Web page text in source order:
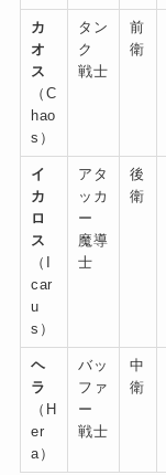
カ
オ
ス
（C
hao
s）
タン
ク
戦士
前
衛
イ
カ
ロ
ス
（I
car
u
s）
アタ
ッカ
ー
魔導
士
後
衛
ヘ
ラ
（H
er
a）
バッ
ファ
ー
戦士
中
衛